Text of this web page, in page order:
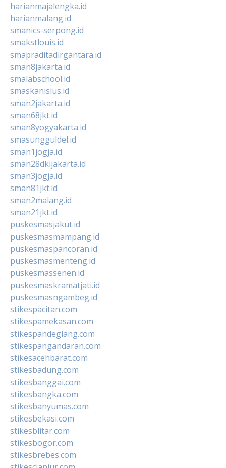
harianmajalengka.id
harianmalang.id
smanics-serpong.id
smakstlouis.id
smapraditadirgantara.id
sman8jakarta.id
smalabschool.id
smaskanisius.id
sman2jakarta.id
sman68jkt.id
sman8yogyakarta.id
smasungguldel.id
sman1jogja.id
sman28dkijakarta.id
sman3jogja.id
sman81jkt.id
sman2malang.id
sman21jkt.id
puskesmasjakut.id
puskesmasmampang.id
puskesmaspancoran.id
puskesmasmenteng.id
puskesmassenen.id
puskesmaskramatjati.id
puskesmasngambeg.id
stikespacitan.com
stikespamekasan.com
stikespandeglang.com
stikespangandaran.com
stikesacehbarat.com
stikesbadung.com
stikesbanggai.com
stikesbangka.com
stikesbanyumas.com
stikesbekasi.com
stikesblitar.com
stikesbogor.com
stikesbrebes.com